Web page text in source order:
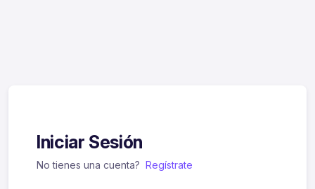
Iniciar Sesión
No tienes una cuenta? Regístrate